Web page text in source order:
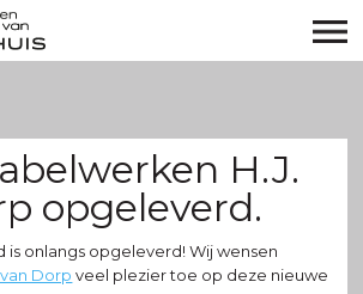
H.J.
opgeleverd.
is onlangs opgeleverd! Wij wensen
Dorp veel plezier toe op deze nieuwe